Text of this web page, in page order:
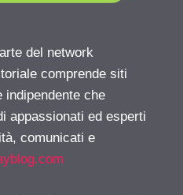
del network
comprende siti
indipendente che
appassionati ed esperti
comunicati e